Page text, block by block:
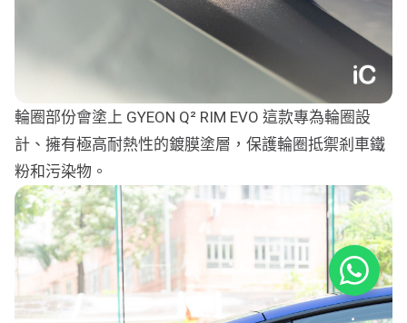
輪圈部份會塗上 GYEON Q² RIM EVO 這款專為輪圈設
計、擁有極高耐熱性的鍍膜塗層，保護輪圈抵禦剎車鐵
粉和污染物。